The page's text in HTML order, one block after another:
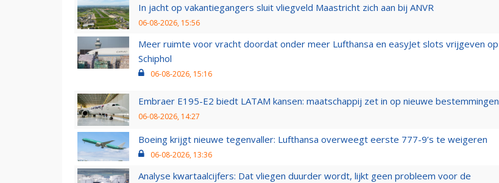
In jacht op vakantiegangers sluit vliegveld Maastricht zich aan bij ANVR
06-08-2026, 15:56
Meer ruimte voor vracht doordat onder meer Lufthansa en easyJet slots vrijgeven op
Schiphol
06-08-2026, 15:16
Embraer E195-E2 biedt LATAM kansen: maatschappij zet in op nieuwe bestemmingen
06-08-2026, 14:27
Boeing krijgt nieuwe tegenvaller: Lufthansa overweegt eerste 777-9’s te weigeren
06-08-2026, 13:36
Analyse kwartaalcijfers: Dat vliegen duurder wordt, lijkt geen probleem voor de